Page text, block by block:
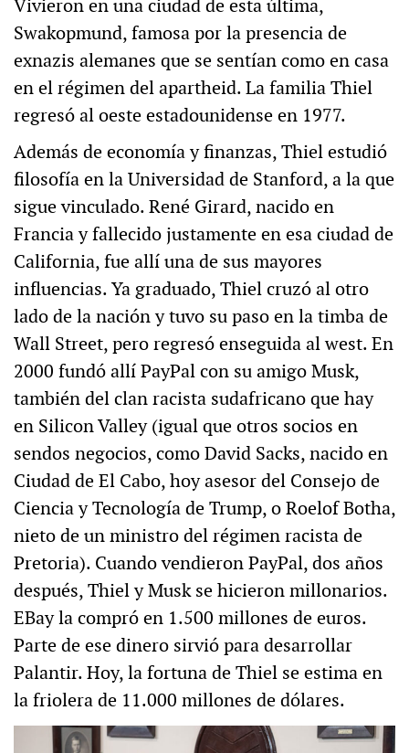
Vivieron en una ciudad de esta última,
Swakopmund, famosa por la presencia de
exnazis alemanes que se sentían como en casa
en el régimen del apartheid. La familia Thiel
regresó al oeste estadounidense en 1977.
Además de economía y finanzas, Thiel estudió
filosofía en la Universidad de Stanford, a la que
sigue vinculado. René Girard, nacido en
Francia y fallecido justamente en esa ciudad de
California, fue allí una de sus mayores
influencias. Ya graduado, Thiel cruzó al otro
lado de la nación y tuvo su paso en la timba de
Wall Street, pero regresó enseguida al west. En
2000 fundó allí PayPal con su amigo Musk,
también del clan racista sudafricano que hay
en Silicon Valley (igual que otros socios en
sendos negocios, como David Sacks, nacido en
Ciudad de El Cabo, hoy asesor del Consejo de
Ciencia y Tecnología de Trump, o Roelof Botha,
nieto de un ministro del régimen racista de
Pretoria). Cuando vendieron PayPal, dos años
después, Thiel y Musk se hicieron millonarios.
EBay la compró en 1.500 millones de euros.
Parte de ese dinero sirvió para desarrollar
Palantir. Hoy, la fortuna de Thiel se estima en
la friolera de 11.000 millones de dólares.